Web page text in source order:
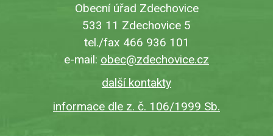
Obecní úřad Zdechovice
533 11 Zdechovice 5
tel./fax 466 936 101
e-mail: obec@zdechovice.cz
další kontakty
informace dle z. č. 106/1999 Sb.